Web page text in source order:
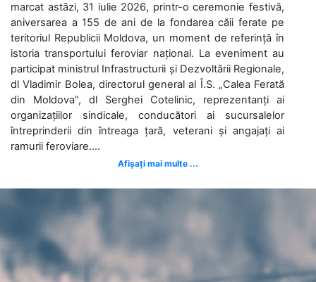
marcat astăzi, 31 iulie 2026, printr-o ceremonie festivă,
aniversarea a 155 de ani de la fondarea căii ferate pe
teritoriul Republicii Moldova, un moment de referință în
istoria transportului feroviar național. La eveniment au
participat ministrul Infrastructurii și Dezvoltării Regionale,
dl Vladimir Bolea, directorul general al Î.S. „Calea Ferată
din Moldova”, dl Serghei Cotelinic, reprezentanți ai
organizațiilor sindicale, conducători ai sucursalelor
întreprinderii din întreaga țară, veterani și angajați ai
ramurii feroviare....
Afișați mai multe ...